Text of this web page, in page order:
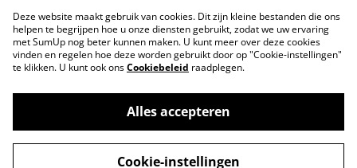
Privacybeleid
Cookiebeleid
©2026
a gift from Lucy - Conceptstore voor mama
en kind
Deze website maakt gebruik van cookies. Dit zijn kleine bestanden die ons
helpen te begrijpen hoe u onze diensten gebruikt, zodat we uw ervaring
met SumUp nog beter kunnen maken. U kunt meer over deze cookies
vinden en regelen hoe deze worden gebruikt door op "Cookie-instellingen"
te klikken. U kunt ook onsCookiebeleid raadplegen.
Alles accepteren
Cookie-instellingen